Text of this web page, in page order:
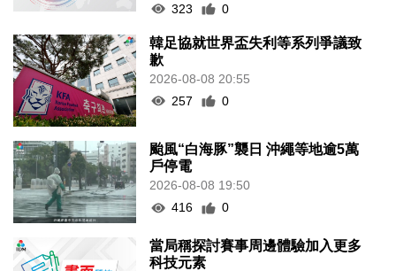
323
0
韓足協就世界盃失利等系列爭議致
歉
2026-08-08 20:55
257
0
颱風“白海豚”襲日 沖繩等地逾5萬
戶停電
2026-08-08 19:50
416
0
當局稱探討賽事周邊體驗加入更多
科技元素